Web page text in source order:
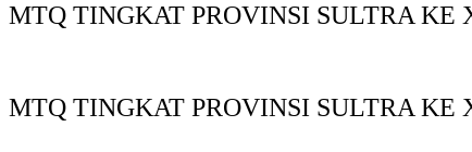
MTQ TINGKAT PROVINSI SULTRA KE
MTQ TINGKAT PROVINSI SULTRA KE